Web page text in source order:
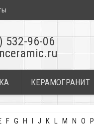
532-96-06
КЕРАМОГРАНИТ
F G H I J K L M N O P